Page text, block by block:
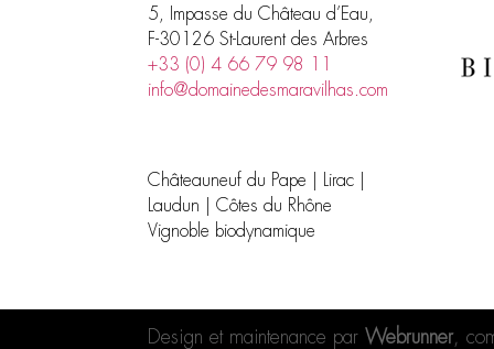
5, Impasse du Château d’Eau,
F-30126 St-Laurent des Arbres
+33 (0) 4 66 79 98 11
info@domainedesmaravilhas.com
Châteauneuf du Pape | Lirac |
Laudun | Côtes du Rhône
Vignoble biodynamique
Design et maintenance par Webrunner,